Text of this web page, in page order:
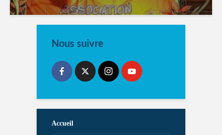
Nous suivre
Accueil